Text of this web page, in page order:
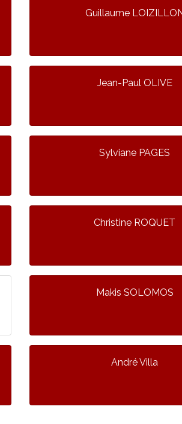
Guillaume
Jean-Paul OLIVE
Sylviane PAGES
Christine ROQUET
Makis SOLOMOS
André Villa